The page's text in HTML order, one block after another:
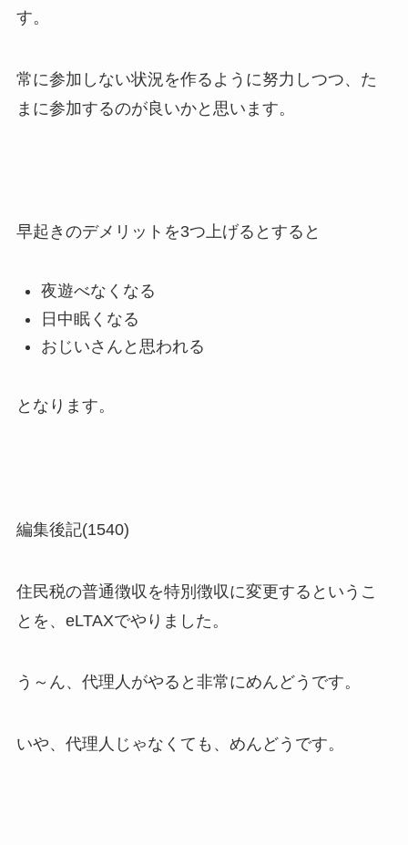
す。
常に参加しない状況を作るように努力しつつ、た
まに参加するのが良いかと思います。
早起きのデメリットを3つ上げるとすると
夜遊べなくなる
日中眠くなる
おじいさんと思われる
となります。
編集後記(1540)
住民税の普通徴収を特別徴収に変更するというこ
とを、eLTAXでやりました。
う～ん、代理人がやると非常にめんどうです。
いや、代理人じゃなくても、めんどうです。